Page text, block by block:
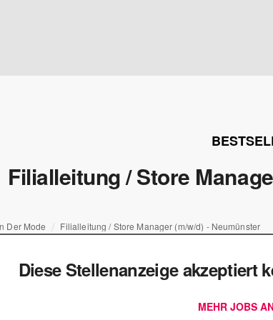
Filialleitung / Store
Der Mode Filialleitung / Store Manager (m/w/d) - Neumünster
Diese Stellenanzeige akzeptiert
MEHR JOBS